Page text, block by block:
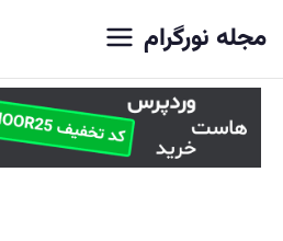
مجله نورگرام